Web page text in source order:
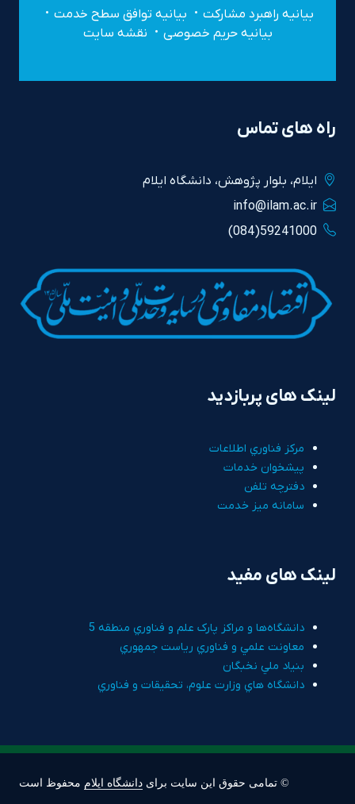
بیانیه راهبرد مشارکت
بیانیه توافق سطح خدمت
بیانیه حریم خصوصی
نقشه سایت
راه های تماس
ايلام، بلوار پژوهش، دانشگاه ايلام
info@ilam.ac.ir
59241000(084)
لینک های پربازدید
مرکز فناوري اطلاعات
پيشخوان خدمات
دفترچه تلفن
سامانه ميز خدمت
لینک های مفید
دانشگاه‌ها و مراکز پارک علم و فناوري منطقه 5
معاونت علمي و فناوري رياست جمهوري
بنياد ملي نخبگان
دانشگاه هاي وزارت علوم، تحقيقات و فناوري
© تمامی حقوق این سایت برای دانشگاه ایلام محفوظ است